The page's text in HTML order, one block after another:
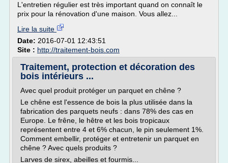
L'entretien régulier est très important quand on connaît le
prix pour la rénovation d'une maison. Vous allez...
Lire la suite
Date: 2016-07-01 12:43:51
Site : http://traitement-bois.com
Traitement, protection et décoration des
bois intérieurs ...
Avec quel produit protéger un parquet en chêne ?
Le chêne est l'essence de bois la plus utilisée dans la
fabrication des parquets neufs : dans 78% des cas en
Europe. Le frêne, le hêtre et les bois tropicaux
représentent entre 4 et 6% chacun, le pin seulement 1%.
Comment embellir, protéger et entretenir un parquet en
chêne ? Avec quels produits ?
Larves de sirex, abeilles et fourmis...